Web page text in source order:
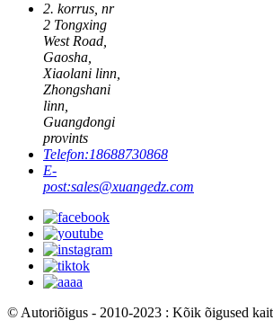
2. korrus, nr
2 Tongxing
West Road,
Gaosha,
Xiaolani linn,
Zhongshani
linn,
Guangdongi
provints
Telefon:18688730868
E-
post:sales@xuangedz.com
© Autoriõigus - 2010-2023 : Kõik õigused